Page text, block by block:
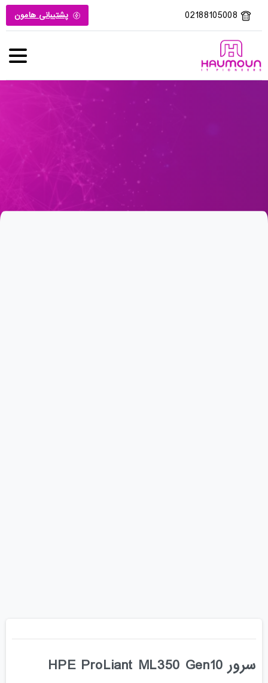
02188105008 پشتیبانی هامون
سرور HPE ProLiant ML350 Gen10